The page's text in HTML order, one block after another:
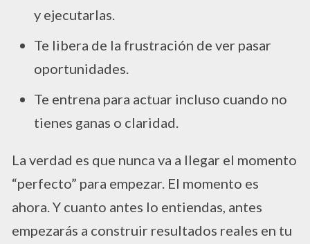
y ejecutarlas.
Te libera de la frustración de ver pasar
oportunidades.
Te entrena para actuar incluso cuando no
tienes ganas o claridad.
La verdad es que nunca va a llegar el momento
“perfecto” para empezar. El momento es
ahora. Y cuanto antes lo entiendas, antes
empezarás a construir resultados reales en tu